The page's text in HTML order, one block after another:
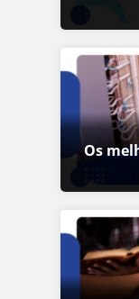
Os